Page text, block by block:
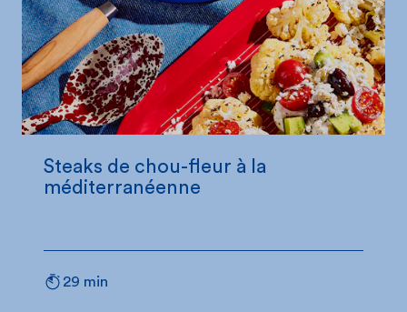
Steaks de chou-fleur à la
méditerranéenne
29 min